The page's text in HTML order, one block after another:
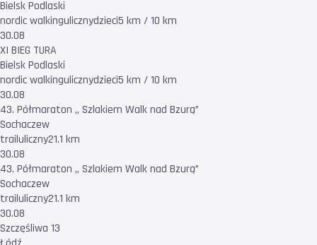
Bielsk Podlaski
nordic walkingulicznydzieci5 km / 10 km
30.08
XI BIEG TURA
Bielsk Podlaski
nordic walkingulicznydzieci5 km / 10 km
30.08
43. Półmaraton ,, Szlakiem Walk nad Bzurą”
Sochaczew
trailuliczny21.1 km
30.08
43. Półmaraton ,, Szlakiem Walk nad Bzurą”
Sochaczew
trailuliczny21.1 km
30.08
Szczęśliwa 13